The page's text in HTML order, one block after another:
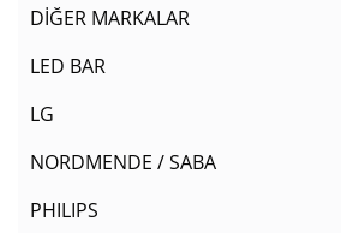
DİĞER MARKALAR
LED BAR
LG
NORDMENDE / SABA
PHILIPS